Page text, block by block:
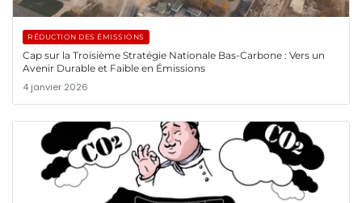
RÉDUCTION DES ÉMISSIONS
Cap sur la Troisième Stratégie Nationale Bas-Carbone : Vers un
Avenir Durable et Faible en Émissions
4 janvier 2026